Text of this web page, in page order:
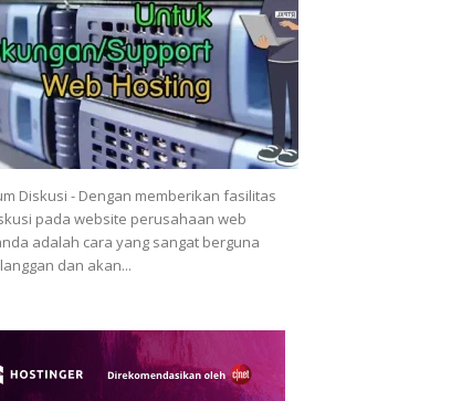
Diskusi - Dengan memberikan fasilitas
pada website perusahaan web
adalah cara yang sangat berguna
dan akan...